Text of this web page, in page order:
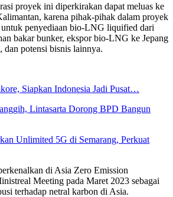
proyek ini diperkirakan dapat meluas ke
karena pihak-pihak dalam proyek
penyediaan bio-LNG liquified dari
bakar bunker, ekspor bio-LNG ke Jepang
dan potensi bisnis lainnya.
Siapkan Indonesia Jadi Pusat…
Lintasarta Dorong BPD Bangun
Unlimited 5G di Semarang, Perkuat
di Asia Zero Emission
Meeting pada Maret 2023 sebagai
terhadap netral karbon di Asia.